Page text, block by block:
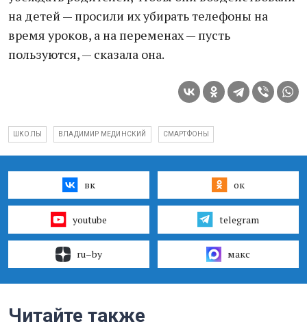
на детей — просили их убирать телефоны на
время уроков, а на переменах — пусть
пользуются, — сказала она.
ШКОЛЫ ВЛАДИМИР МЕДИНСКИЙ СМАРТФОНЫ
вк ок
youtube telegram
ru–by макс
Читайте также